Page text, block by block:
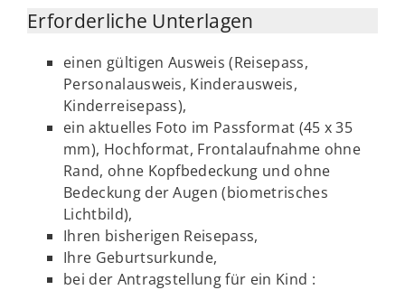
Erforderliche Unterlagen
einen gültigen Ausweis (Reisepass,
Personalausweis, Kinderausweis,
Kinderreisepass),
ein aktuelles Foto im Passformat (45 x 35
mm), Hochformat, Frontalaufnahme ohne
Rand, ohne Kopfbedeckung und ohne
Bedeckung der Augen (biometrisches
Lichtbild),
Ihren bisherigen Reisepass,
Ihre Geburtsurkunde,
bei der Antragstellung für ein Kind :